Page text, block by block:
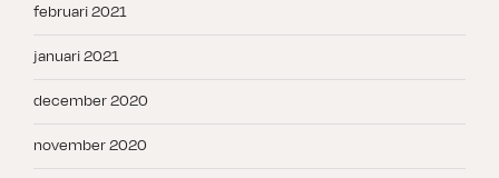
februari 2021
januari 2021
december 2020
november 2020